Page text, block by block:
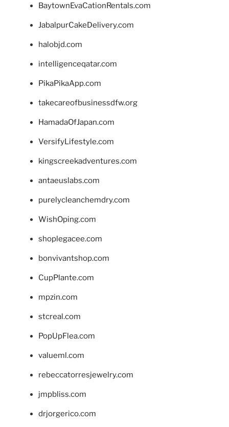
BaytownEvaCationRentals.com
JabalpurCakeDelivery.com
halobjd.com
intelligenceqatar.com
PikaPikaApp.com
takecareofbusinessdfw.org
HamadaOfJapan.com
VersifyLifestyle.com
kingscreekadventures.com
antaeuslabs.com
purelycleanchemdry.com
WishOping.com
shoplegacee.com
bonvivantshop.com
CupPlante.com
mpzin.com
stcreal.com
PopUpFlea.com
valueml.com
rebeccatorresjewelry.com
jmpbliss.com
drjorgerico.com